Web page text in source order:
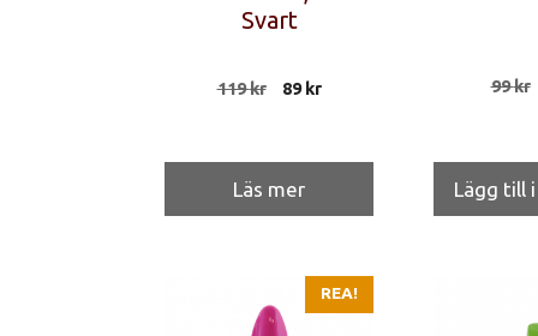
Svart
119kr
Det
var:
119 kr.
89krDet
är:
Läs mer
99kr
Lägg till
REA!